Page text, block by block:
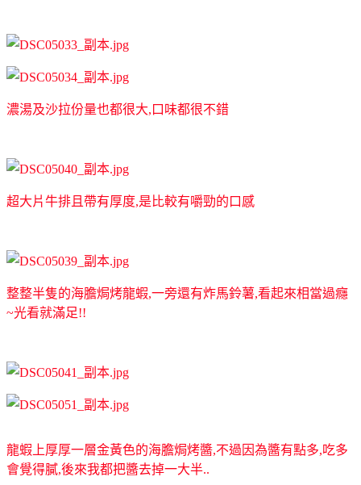
濃湯及沙拉份量也都很大,口味都很不錯
超大片牛排且帶有厚度,是比較有嚼勁的口感
整整半隻的海膽焗烤龍蝦,一旁還有炸馬鈴薯,看起來相當過癮
~光看就滿足!!
龍蝦上厚厚一層金黃色的海膽焗烤醬,不過因為醬有點多,吃多
會覺得膩,後來我都把醬去掉一大半..